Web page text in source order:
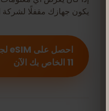
يكون جهازك مقفلًا لشركة
11 الخاص بك الآن